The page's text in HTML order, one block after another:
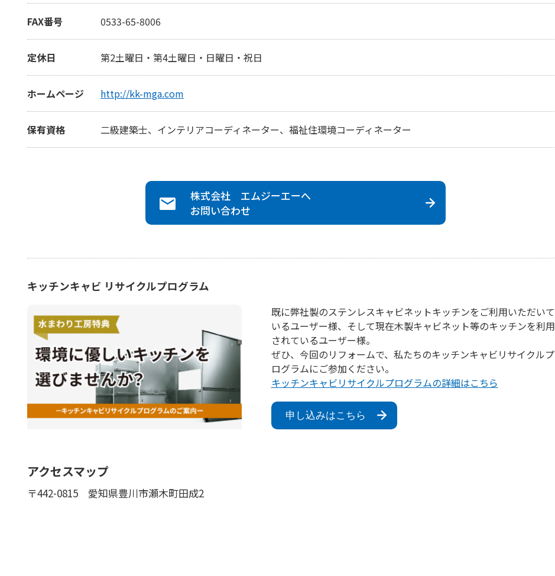
FAX番号 0533-65-8006
定休日 第2土曜日・第4土曜日・日曜日・祝日
ホームページ http://kk-mga.com
保有資格 二級建築士、インテリアコーディネーター、福祉住環境コーディネーター
株式会社 エムジーエーへ
お問い合わせ
キッチンキャビ リサイクルプログラム
既に弊社製のステンレスキャビネットキッチンをご利用いただいて
いるユーザー様、そして現在木製キャビネット等のキッチンを利用
されているユーザー様。
ぜひ、今回のリフォームで、私たちのキッチンキャビリサイクルプ
ログラムにご参加ください。
キッチンキャビリサイクルプログラムの詳細はこちら
申し込みはこちら
アクセスマップ
〒442-0815 愛知県豊川市瀬木町田成2